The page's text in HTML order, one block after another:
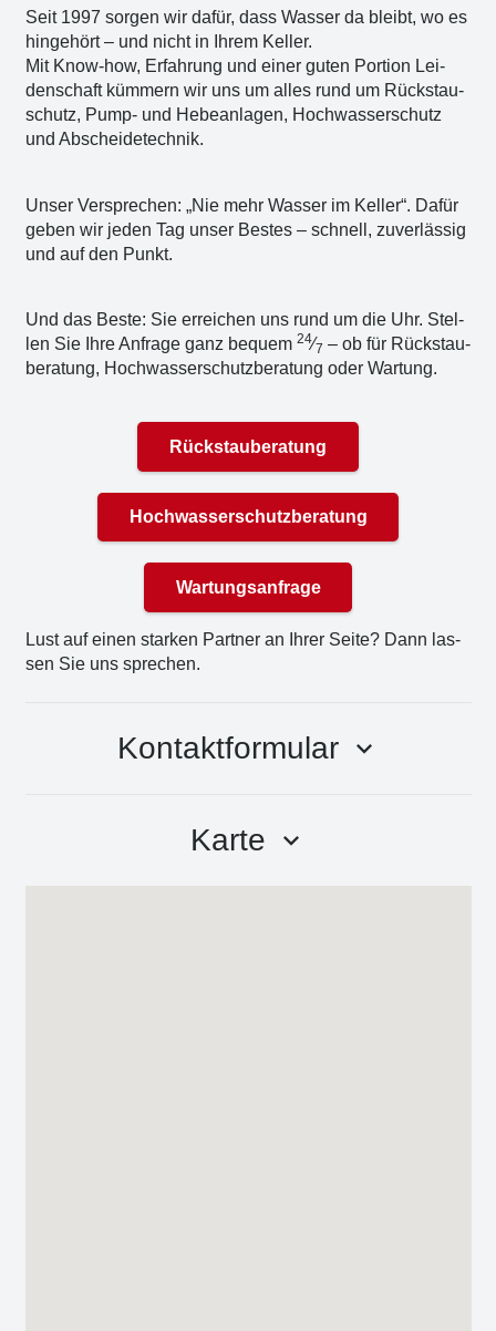
Seit 1997 sor­gen wir dafür, dass Was­ser da bleibt, wo es
hin­ge­hört – und nicht in Ihrem Kel­ler.
Mit Know-how, Erfah­rung und einer guten Por­ti­on Lei­
den­schaft küm­mern wir uns um alles rund um Rückstau­
schutz, Pump- und Hebe­an­la­gen, Hoch­was­ser­schutz
und Abschei­de­tech­nik.
Unser Ver­spre­chen: „Nie mehr Was­ser im Kel­ler“. Dafür
geben wir jeden Tag unser Bes­tes – schnell, zuver­läs­sig
und auf den Punkt.
Und das Bes­te: Sie errei­chen uns rund um die Uhr. Stel­
len Sie Ihre Anfra­ge ganz bequem 24⁄7 – ob für Rück­stau­
be­ra­tung, Hoch­was­ser­schutz­be­ra­tung oder War­tung.
Rückstauberatung
Hochwasserschutzberatung
Wartungsanfrage
Lust auf einen star­ken Part­ner an Ihrer Sei­te? Dann las­
sen Sie uns spre­chen.
Kontaktformular keyboard_arrow_down
Karte keyboard_arrow_down